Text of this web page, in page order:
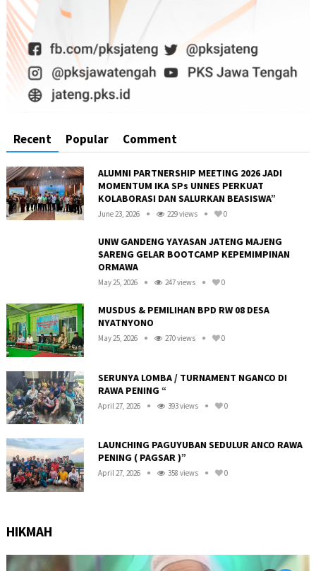
Recent Popular Comment
ALUMNI PARTNERSHIP MEETING 2026 JADI
MOMENTUM IKA SPs UNNES PERKUAT
KOLABORASI DAN SALURKAN BEASISWA”
June 23, 2026 229 views 0
UNW GANDENG YAYASAN JATENG MAJENG
SARENG GELAR BOOTCAMP KEPEMIMPINAN
ORMAWA
May 25, 2026 247 views 0
MUSDUS & PEMILIHAN BPD RW 08 DESA
NYATNYONO
May 25, 2026 270 views 0
SERUNYA LOMBA / TURNAMENT NGANCO DI
RAWA PENING “
April 27, 2026 393 views 0
LAUNCHING PAGUYUBAN SEDULUR ANCO RAWA
PENING ( PAGSAR )”
April 27, 2026 358 views 0
HIKMAH